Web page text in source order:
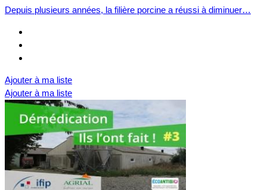
Depuis plusieurs années, la filière porcine a réussi à diminuer…
Ajouter à ma liste
Ajouter à ma liste